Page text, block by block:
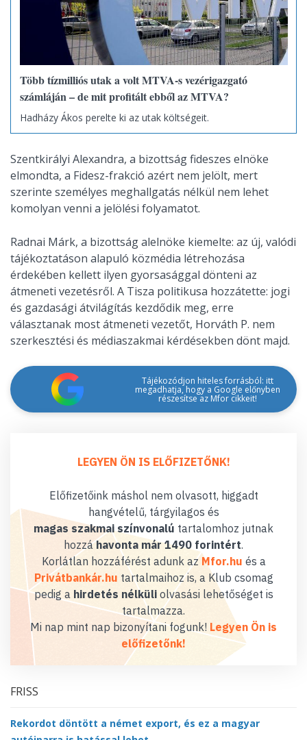
Több tízmilliós utak a volt MTVA-s vezérigazgató
számláján – de mit profitált ebből az MTVA?
Hadházy Ákos perelte ki az utak költségeit.
Szentkirályi Alexandra, a bizottság fideszes elnöke
elmondta, a Fidesz-frakció azért nem jelölt, mert
szerinte személyes meghallgatás nélkül nem lehet
komolyan venni a jelölési folyamatot.
Radnai Márk, a bizottság alelnöke kiemelte: az új, valódi
tájékoztatáson alapuló közmédia létrehozása
érdekében kellett ilyen gyorsasággal dönteni az
átmeneti vezetésről. A Tisza politikusa hozzátette: jogi
és gazdasági átvilágítás kezdődik meg, erre
választanak most átmeneti vezetőt, Horváth P. nem
szerkesztési és médiaszakmai kérdésekben dönt majd.
Tájékozódjon hiteles forrásból: itt
megadhatja, hogy a Google előnyben
részesítse az Mfor cikkeit!
LEGYEN ÖN IS ELŐFIZETŐNK!
Előfizetőink máshol nem olvasott, higgadt
hangvételű, tárgyilagos és
magas szakmai színvonalú tartalomhoz jutnak
hozzáhavonta már 1490 forintért.
Korlátlan hozzáférést adunk az Mfor.hu és a
Privátbankár.hu tartalmaihoz is, a Klub csomag
pedig a hirdetés nélküliolvasási lehetőséget is
tartalmazza.
Mi nap mint nap bizonyítani fogunk! Legyen Ön is
előfizetőnk!
FRISS
Rekordot döntött a német export, és ez a magyar